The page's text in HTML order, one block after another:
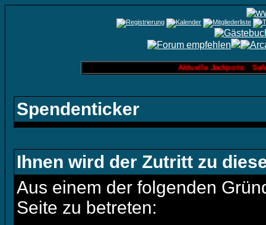
Aktuelle Jackpots:
Spendenticker
Ihnen wird der Zutritt zu
Aus einem der folgenden
Seite zu betreten: